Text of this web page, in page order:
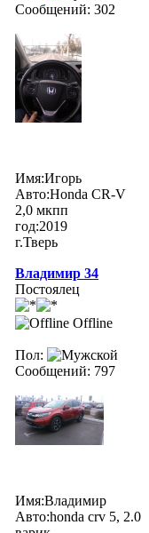
Сообщений: 302
Имя:Игорь
Авто:Honda CR-V
2,0 мкпп
год:2019
г.Тверь
Владимир 34
Постоялец
Offline
Пол:
Сообщений: 797
Имя:Владимир
Авто:honda crv 5, 2.0